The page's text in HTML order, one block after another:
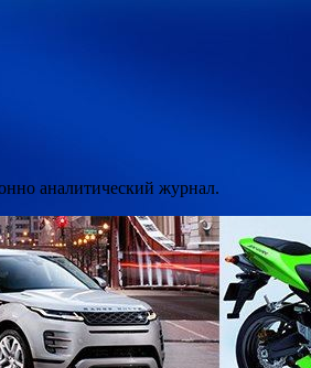
аналитический журнал.